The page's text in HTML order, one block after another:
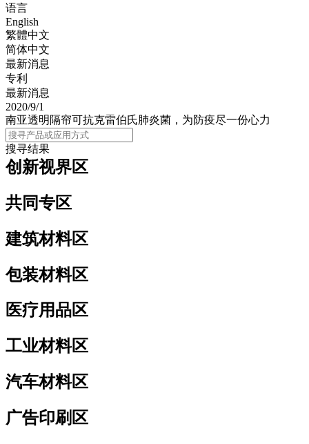
语言
English
繁體中文
简体中文
最新消息
专利
最新消息
2020/9/1
南亚透明隔帘可抗克雷伯氏肺炎菌，为防疫尽一份心力
搜寻结果
主选单
创新视界区
共同专区
建筑材料区
包装材料区
医疗用品区
工业材料区
汽车材料区
广告印刷区